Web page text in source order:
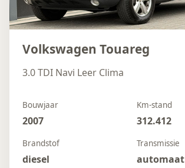
Volkswagen Touareg
3.0 TDI Navi Leer Clima
Bouwjaar
2007
Km-stand
312.412
Brandstof
diesel
Transmissie
automaat